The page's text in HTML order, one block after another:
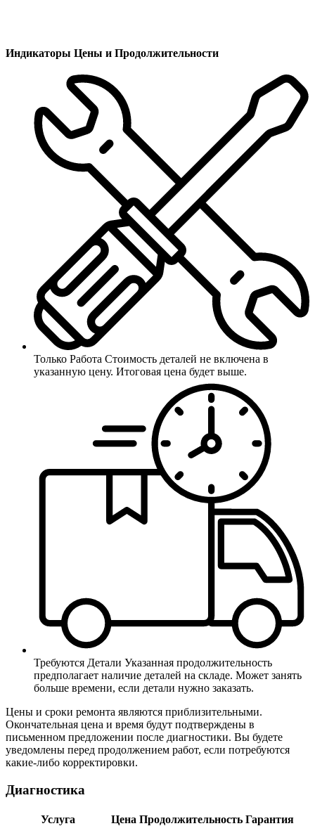
Индикаторы Цены и Продолжительности
Только Работа Стоимость деталей не включена в
указанную цену. Итоговая цена будет выше.
Требуются Детали Указанная продолжительность
предполагает наличие деталей на складе. Может занять
больше времени, если детали нужно заказать.
Цены и сроки ремонта являются приблизительными.
Окончательная цена и время будут подтверждены в
письменном предложении после диагностики. Вы будете
уведомлены перед продолжением работ, если потребуются
какие-либо корректировки.
Диагностика
Услуга Цена Продолжительность Гарантия